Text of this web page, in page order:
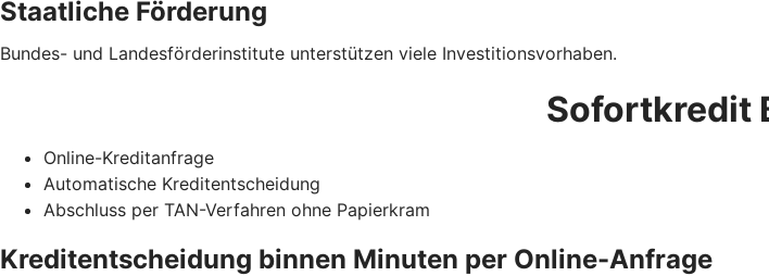
Staatliche Förderung
Bundes- und Landesförderinstitute unterstützen viele Investitionsvorhaben.
Sofortkredit
Online-Kreditanfrage
Automatische Kreditentscheidung
Abschluss per TAN-Verfahren ohne Papierkram
Kreditentscheidung binnen Minuten per Online-Anfrage